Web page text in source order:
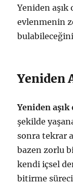
Yeniden
evlenmenin
Yeniden
Yeniden
şekilde
sonra tekrar
bazen zorlu
kendi içsel
bitirme